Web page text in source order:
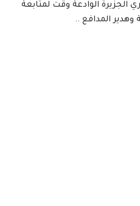
الجزيرة الوادعة وقت لمتابعة
المدافع ..